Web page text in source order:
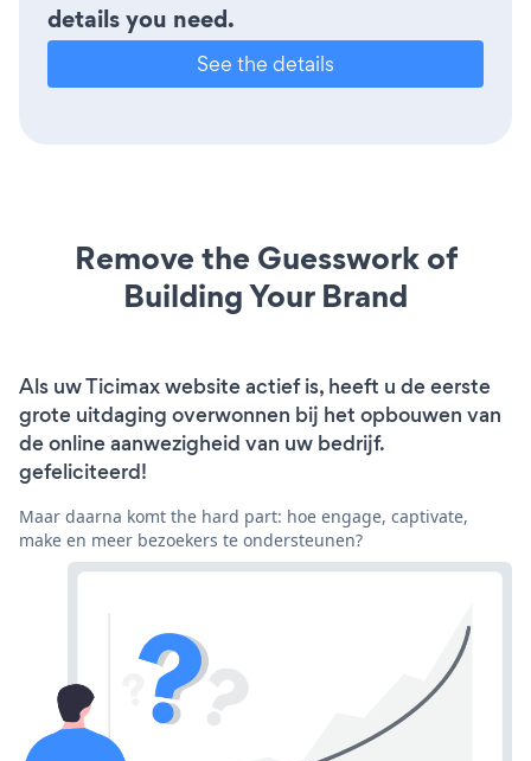
details you need.
See the details
Remove the Guesswork of
Building Your Brand
Als uw Ticimax website actief is, heeft u de eerste
grote uitdaging overwonnen bij het opbouwen van
de online aanwezigheid van uw bedrijf.
gefeliciteerd!
Maar daarna komt the hard part: hoe engage, captivate,
make en meer bezoekers te ondersteunen?